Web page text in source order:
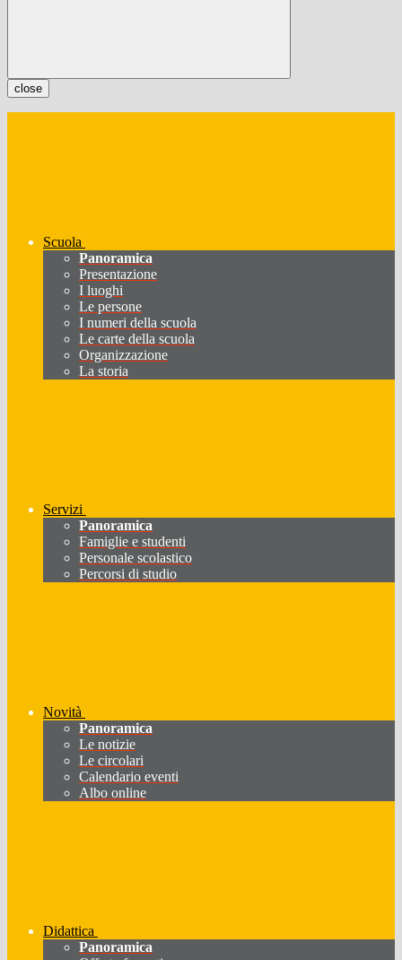
close
Scuola
Panoramica
Presentazione
I luoghi
Le persone
I numeri della scuola
Le carte della scuola
Organizzazione
La storia
Servizi
Panoramica
Famiglie e studenti
Personale scolastico
Percorsi di studio
Novità
Panoramica
Le notizie
Le circolari
Calendario eventi
Albo online
Didattica
Panoramica